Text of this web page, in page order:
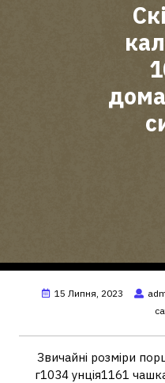
15 Липня, 2023
Звичайні розміри
г1034 унція1161